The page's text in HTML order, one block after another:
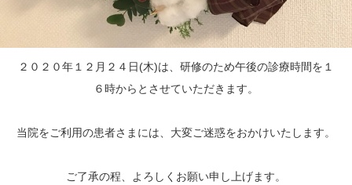
２０２０年１２月２４日(木)は、研修のため午後の診療時間を１
６時からとさせていただきます。
当院をご利用の患者さまには、大変ご迷惑をおかけいたします。
ご了承の程、よろしくお願い申し上げます。